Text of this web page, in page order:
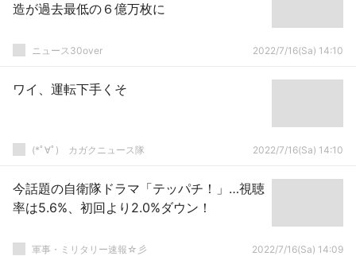
造が過去最低の６億万枚に
ニュース30over 2022/7/16(Sa) 14:10
ワイ、運転下手くそ
(*ﾟ∀ﾟ)ゞカガクニュース隊 2022/7/16(Sa) 14:10
今話題の自衛隊ドラマ「テッパチ！」…視聴
率は5.6%、初回より2.0%ダウン！
軍事・ミリタリー速報☆彡 2022/7/16(Sa) 14:09